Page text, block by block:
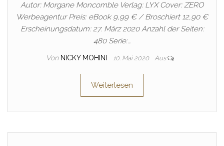
Autor: Morgane Moncomble Verlag: LYX Cover: ZERO
Werbeagentur Preis: eBook 9,99 € / Broschiert 12,90 €
Erscheinungsdatum: 27. März 2020 Anzahl der Seiten:
480 Serie:…
Von NICKY MOHINI 10. Mai 2020 Aus
Weiterlesen